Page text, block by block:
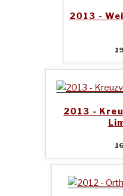
2013 -
19
2013 -
16